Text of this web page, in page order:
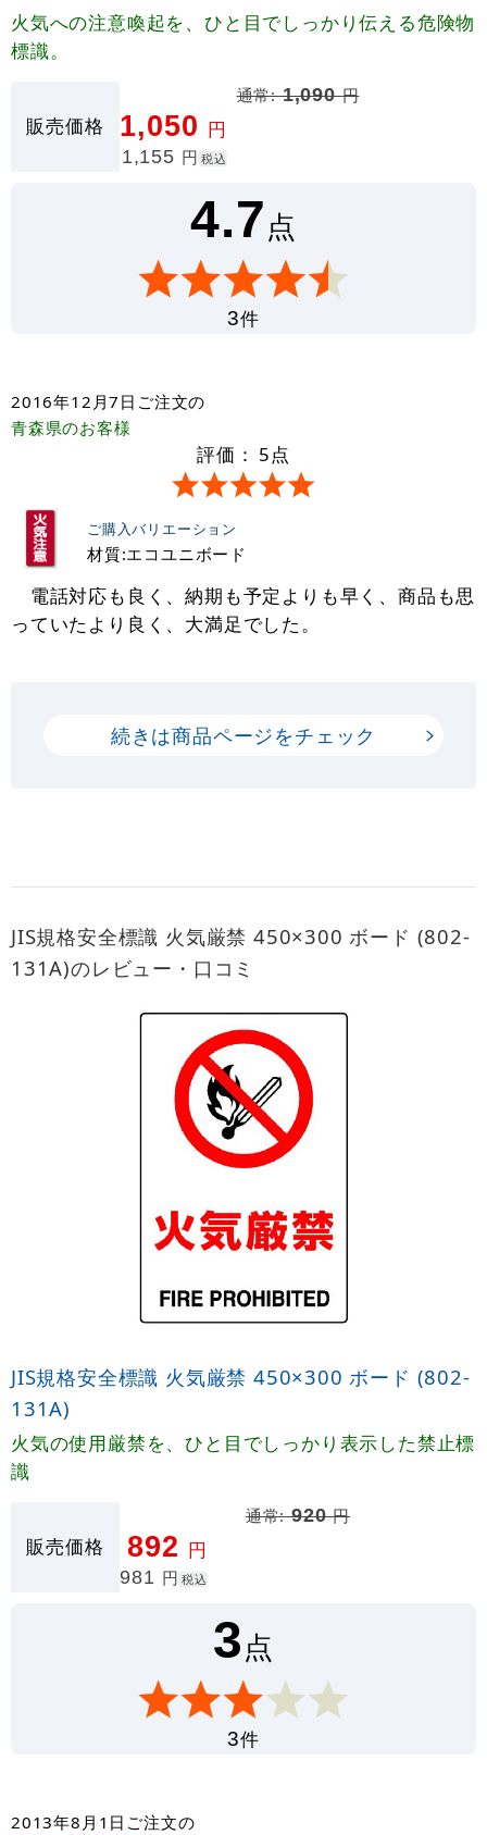
火気への注意喚起を、ひと目でしっかり伝える危険物
標識。
販売価格
通常:1,090円
1,050 円
1,155 円 税込
4.7点
3件
2016年12月7日 ご注文の
青森県のお客様
評価： 5点
ご購入バリエーション
材質:エコユニボード
電話対応も良く、納期も予定よりも早く、商品も思
っていたより良く、大満足でした。
続きは商品ページをチェック
JIS規格安全標識 火気厳禁 450×300 ボード (802-
131A)のレビュー・口コミ
JIS規格安全標識 火気厳禁 450×300 ボード (802-
131A)
火気の使用厳禁を、ひと目でしっかり表示した禁止標
識
販売価格
通常:920円
892 円
981 円 税込
3点
3件
2013年8月1日 ご注文の